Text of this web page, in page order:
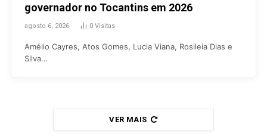
governador no Tocantins em 2026
agosto 6, 2026 0 Visitas
Amélio Cayres, Atos Gomes, Lucia Viana, Rosileia Dias e
Silva…
VER MAIS